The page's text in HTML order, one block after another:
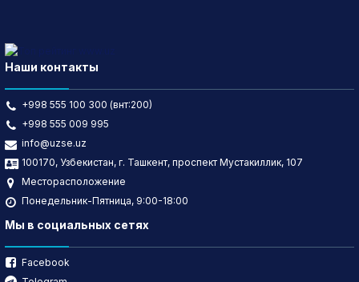
Наши контакты
+998 555 100 300 (внт:200)
+998 555 009 995
info@uzse.uz
100170, Узбекистан, г. Ташкент, проспект Мустакиллик, 107
Месторасположение
Понедельник-Пятница, 9:00-18:00
Мы в социальных сетях
Facebook